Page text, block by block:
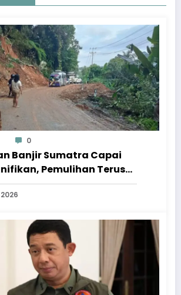
0
Banjir Sumatra Capai
Pemulihan Terus